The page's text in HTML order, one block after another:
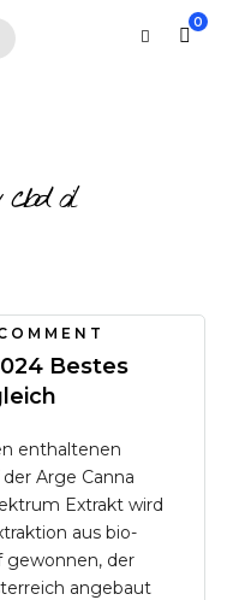
0
oil
Bestes
enthaltenen
Arge Canna
Extrakt wird
aus bio-
der
angebaut